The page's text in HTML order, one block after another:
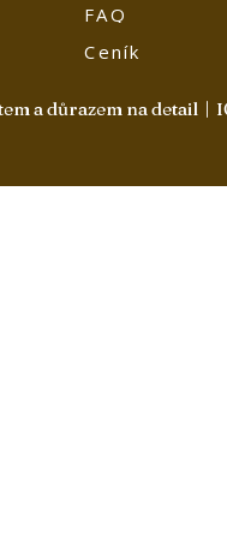
FAQ
Ceník
a důrazem na detail |